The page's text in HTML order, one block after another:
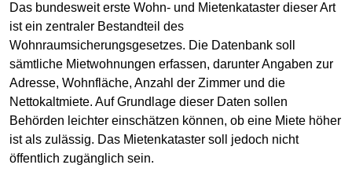
Das bundesweit erste Wohn- und Mietenkataster dieser Art
ist ein zentraler Bestandteil des
Wohnraumsicherungsgesetzes. Die Datenbank soll
sämtliche Mietwohnungen erfassen, darunter Angaben zur
Adresse, Wohnfläche, Anzahl der Zimmer und die
Nettokaltmiete. Auf Grundlage dieser Daten sollen
Behörden leichter einschätzen können, ob eine Miete höher
ist als zulässig. Das Mietenkataster soll jedoch nicht
öffentlich zugänglich sein.